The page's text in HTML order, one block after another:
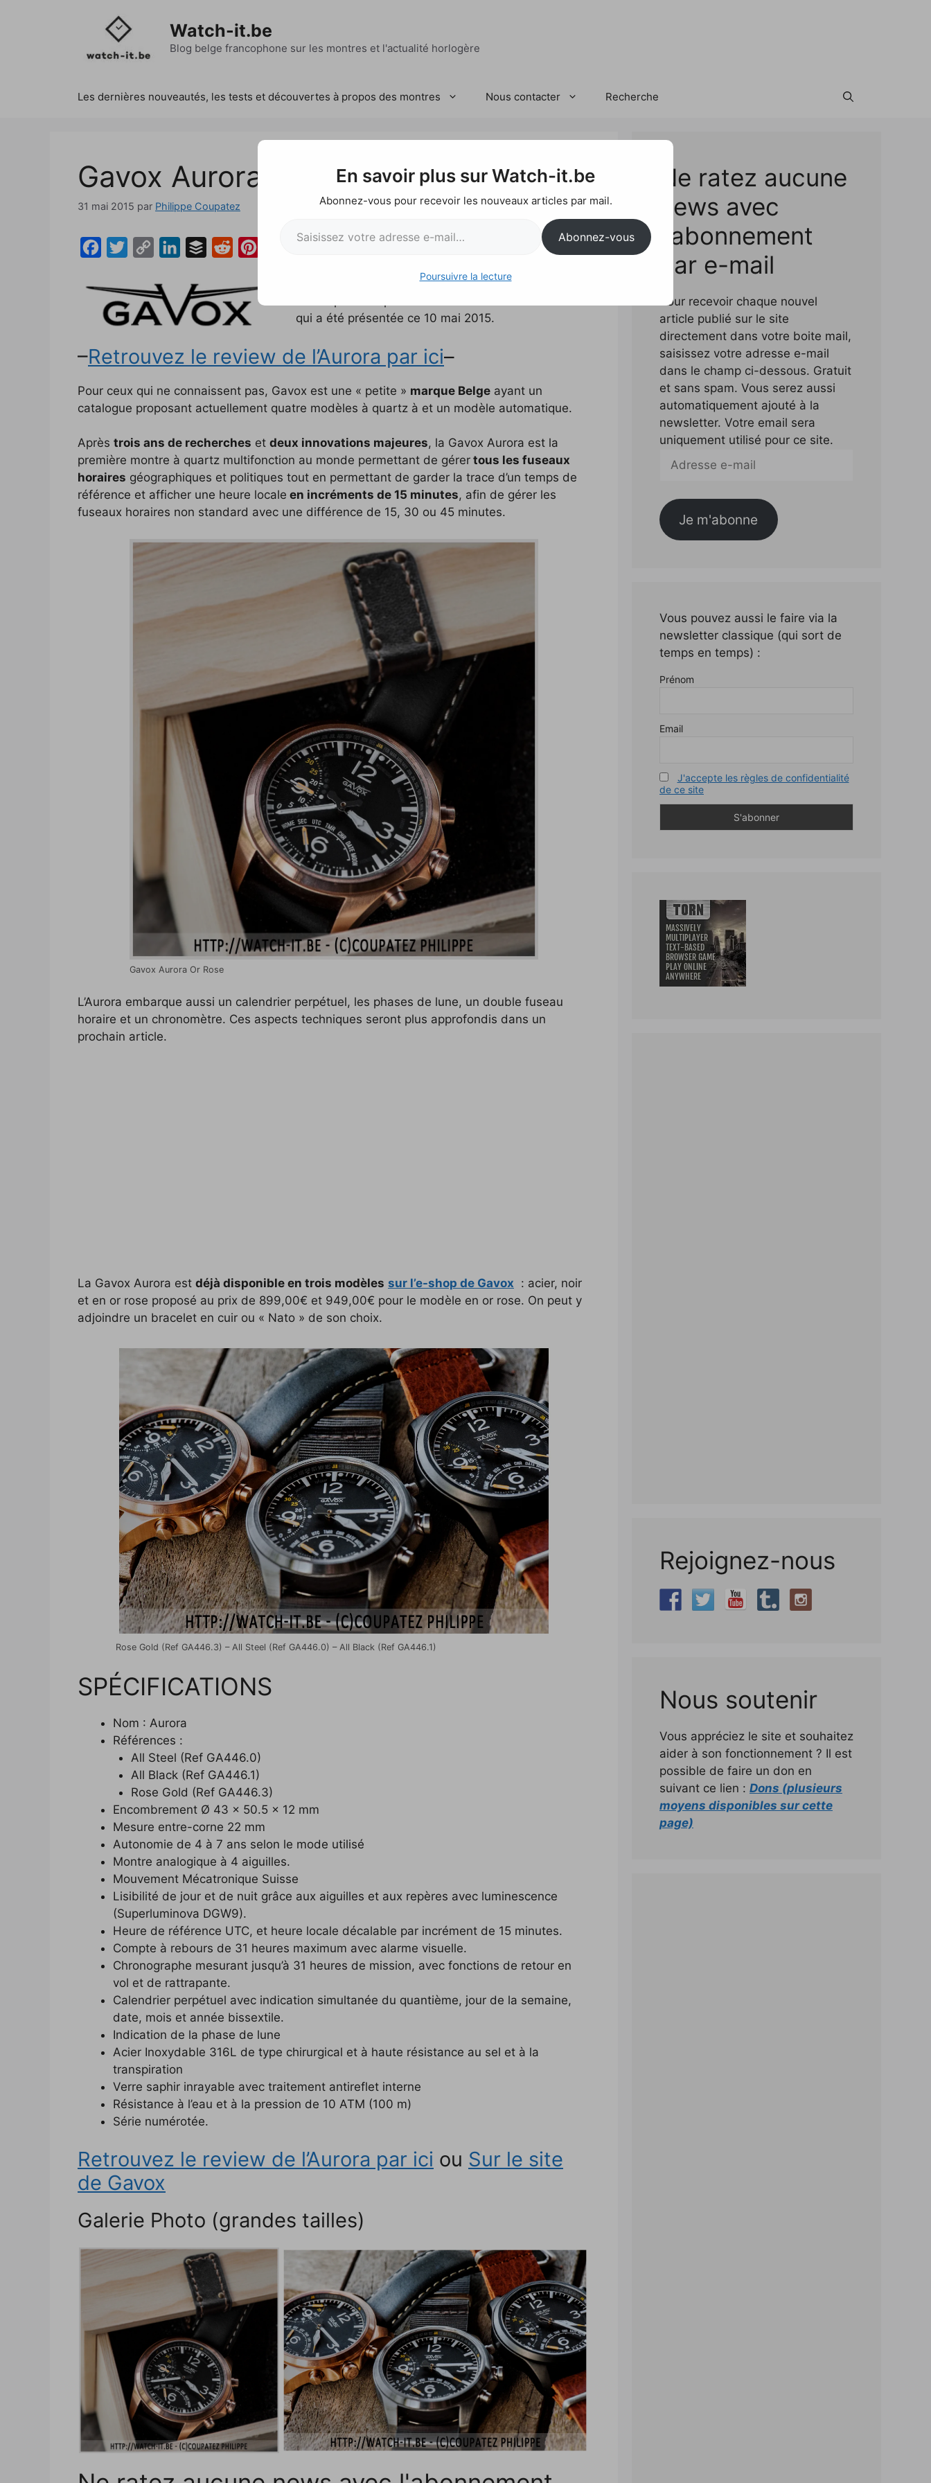
Watch-it.be
Blog belge francophone sur les montres et l'actualité horlogère
Les dernières nouveautés, les tests et découvertes à propos des montres Nous contacter Recherche
Gavox Aurora
31 mai 2015 par Philippe Coupatez
c
e
o
k
i
t
e
p
y
i
k
k
d
n
f
f
e
d
d
t
t
r
s
t
Une petite news assez courte en attendant un
qui a été présentée ce 10 mai 2015.
–Retrouvez le review de l’Aurora par ici–
Pour ceux qui ne connaissent pas, Gavox est une « petite » marque Belge ayant un
catalogue proposant actuellement quatre modèles à quartz à et un modèle automatique.
Après trois ans de recherches et deux innovations majeures, la Gavox Aurora est la
première montre à quartz multifonction au monde permettant de gérer tous les fuseaux
horaires géographiques et politiques tout en permettant de garder la trace d’un temps de
référence et afficher une heure locale en incréments de 15 minutes, afin de gérer les
fuseaux horaires non standard avec une différence de 15, 30 ou 45 minutes.
Gavox Aurora Or Rose
L’Aurora embarque aussi un calendrier perpétuel, les phases de lune, un double fuseau
horaire et un chronomètre. Ces aspects techniques seront plus approfondis dans un
prochain article.
La Gavox Aurora est déjà disponible en trois modèles sur l’e-shop de Gavox : acier, noir
et en or rose proposé au prix de 899,00€ et 949,00€ pour le modèle en or rose. On peut y
adjoindre un bracelet en cuir ou « Nato » de son choix.
Rose Gold (Ref GA446.3) – All Steel (Ref GA446.0) – All Black (Ref GA446.1)
SPÉCIFICATIONS
Nom : Aurora
Références :
All Steel (Ref GA446.0)
All Black (Ref GA446.1)
Rose Gold (Ref GA446.3)
Encombrement Ø 43 x 50.5 x 12 mm
Mesure entre-corne 22 mm
Autonomie de 4 à 7 ans selon le mode utilisé
Montre analogique à 4 aiguilles.
Mouvement Mécatronique Suisse
Lisibilité de jour et de nuit grâce aux aiguilles et aux repères avec luminescence
(Superluminova DGW9).
Heure de référence UTC, et heure locale décalable par incrément de 15 minutes.
Compte à rebours de 31 heures maximum avec alarme visuelle.
Chronographe mesurant jusqu’à 31 heures de mission, avec fonctions de retour en
vol et de rattrapante.
Calendrier perpétuel avec indication simultanée du quantième, jour de la semaine,
date, mois et année bissextile.
Indication de la phase de lune
Acier Inoxydable 316L de type chirurgical et à haute résistance au sel et à la
transpiration
Verre saphir inrayable avec traitement antireflet interne
Résistance à l’eau et à la pression de 10 ATM (100 m)
Série numérotée.
Retrouvez le review de l’Aurora par ici ou Sur le site
de Gavox
Galerie Photo (grandes tailles)
Ne ratez aucune
news avec
l'abonnement
par e-mail
Pour recevoir chaque nouvel
article publié sur le site
directement dans votre boite mail,
saisissez votre adresse e-mail
dans le champ ci-dessous. Gratuit
et sans spam. Vous serez aussi
automatiquement ajouté à la
newsletter. Votre email sera
uniquement utilisé pour ce site.
e-
Je m'abonne
Vous pouvez aussi le faire via la
newsletter classique (qui sort de
temps en temps) :
Prénom
Email
J'accepte les règles de confidentialité
de ce site
Rejoignez-nous
Nous soutenir
Vous appréciez le site et souhaitez
aider à son fonctionnement ? Il est
possible de faire un don en
suivant ce lien : Dons (plusieurs
moyens disponibles sur cette
page)
En savoir plus sur Watch-it.be
Abonnez-vous pour recevoir les nouveaux articles par mail.
Abonnez-vous
Poursuivre la lecture